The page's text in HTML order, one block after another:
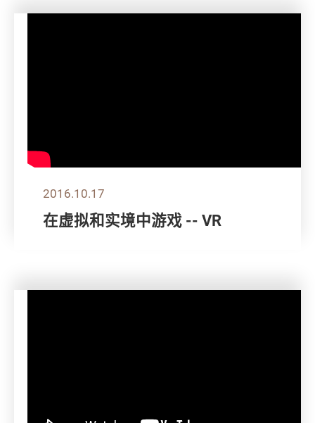
2016.10.17
在虚拟和实境中游戏 -- VR